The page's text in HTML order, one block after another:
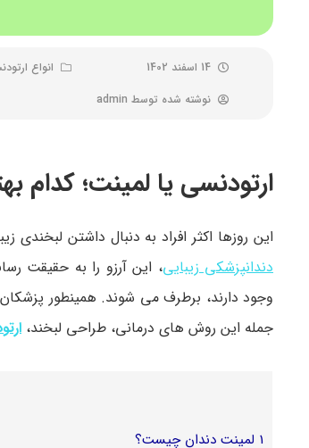
14 اسفند 1402 انواع
نوشته شده توسط admin
ارتودنسی یا لمینت؛ کدام
این روزها اکثر افراد به دنبال داشتن
دندانپزشکی زیبایی، این آرزو را به حقیقت
وجود دارند، برطرف می‌ شوند. همینطور
جمله این روش‌ های درمانی، طراحی لبخند،
1 لمینت دندان چیست؟